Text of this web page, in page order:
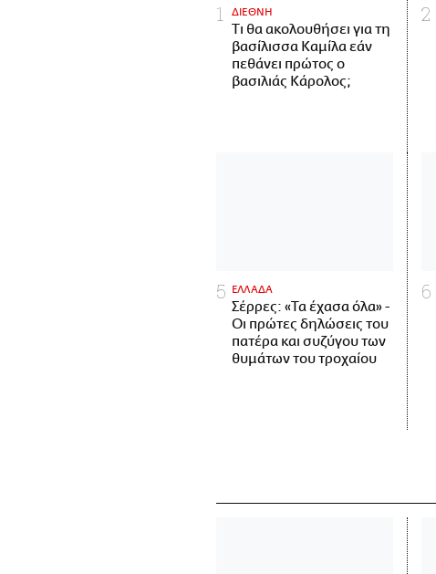
ΔΙΕΘΝΗ
Τι θα ακολουθήσει για τη
βασίλισσα Καμίλα εάν
πεθάνει πρώτος ο
βασιλιάς Κάρολος;
ΕΛΛΑΔΑ
Σέρρες: «Τα έχασα όλα» -
Οι πρώτες δηλώσεις του
πατέρα και συζύγου των
θυμάτων του τροχαίου